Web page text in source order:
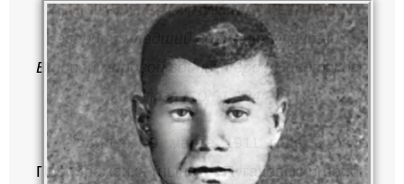
ПИМЕНОВ ВАСИЛИЙ МАРКЕЛОВИЧ
гвардии младший сержант, участник
Второй мировой войны, Герой Советского
Союза (10.01.1944)
Родился 19 марта 1911 года в селе
Преображенка (ныне — Пугачёвский район